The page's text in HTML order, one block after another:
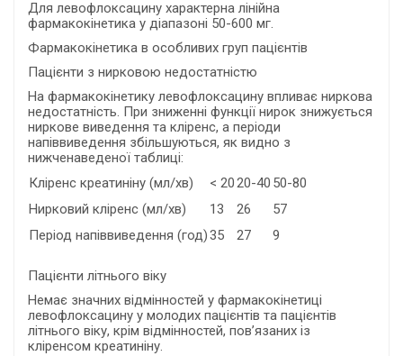
Для левофлоксацину характерна лінійна
фармакокінетика у діапазоні 50-600 мг.
Фармакокінетика в особливих груп пацієнтів
Пацієнти з нирковою недостатністю
На фармакокінетику левофлоксацину впливає ниркова
недостатність. При зниженні функції нирок знижується
ниркове виведення та кліренс, а періоди
напіввиведення збільшуються, як видно з
нижченаведеної таблиці:
Кліренс креатиніну (мл/хв)
< 2020-40 50-80
Нирковий кліренс (мл/хв)
13 26
57
Період напіввиведення (год)35 27 9
Пацієнти літнього віку
Немає значних відмінностей у фармакокінетиці
левофлоксацину у молодих пацієнтів та пацієнтів
літнього віку, крім відмінностей, пов’язаних із
кліренсом креатиніну.